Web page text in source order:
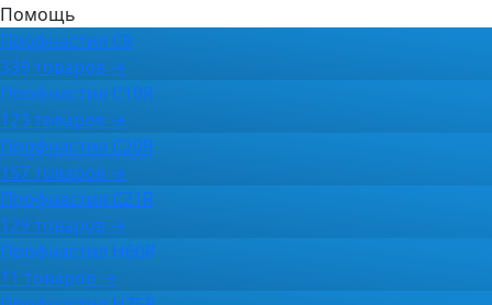
Помощь
Профнастил С8
339 товаров →
Профнастил C10R
123 товаров →
Профнастил C20R
157 товаров →
Профнастил C21R
129 товаров →
Профнастил H60R
11 товаров →